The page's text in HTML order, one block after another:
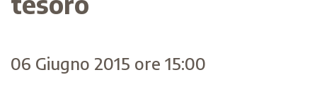
06 Giugno 2015 ore 15:00